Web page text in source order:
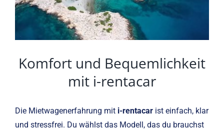
Komfort und Bequemlichkeit
mit i-rentacar
Die Mietwagenerfahrung mit i-rentacarist einfach, klar
und stressfrei. Du wählst das Modell, das du brauchst